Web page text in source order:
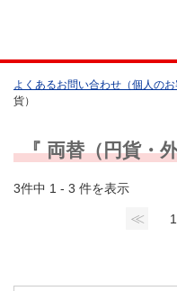
よくあるお問い合わせ（個人のお
貨）
『 両替（円貨・
3件中 1 - 3 件を表示
≪